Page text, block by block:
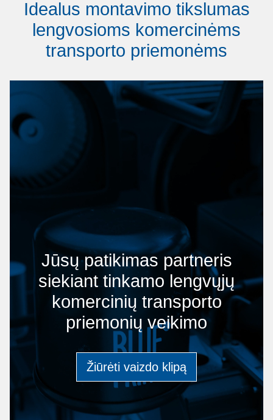
Idealus montavimo tikslumas
lengvosioms komercinėms
transporto priemonėms
Jūsų patikimas partneris
siekiant tinkamo lengvųjų
komercinių transporto
priemonių veikimo
Žiūrėti vaizdo klipą